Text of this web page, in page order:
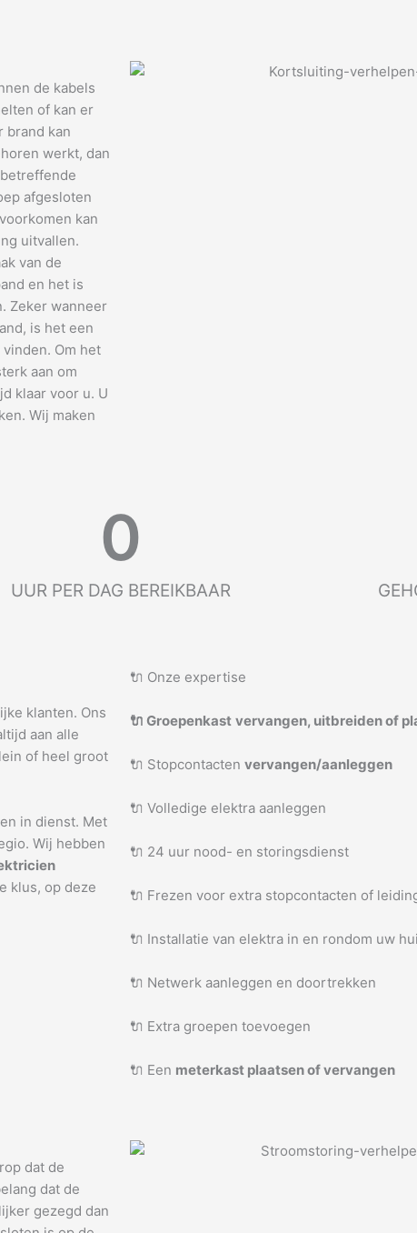
de kabels
of kan er
brand kan
werkt, dan
afgesloten
kan
uitvallen.
van de
en het is
Zeker wanneer
is het een
Om het
aan om
klaar voor u. U
Wij maken
UUR PER DAG BEREIKBAAR
0
klanten. Ons
aan alle
of heel groot
in dienst. Met
Wij hebben
klus, op deze
🔌 Onze expertise
🔌 Groepenkast vervangen, uitbreiden of
🔌 Stopcontacten vervangen/aanleggen
🔌 Volledige elektra aanleggen
🔌 24 uur nood- en storingsdienst
🔌 Frezen voor extra stopcontacten of
🔌 Installatie van elektra in en rondom uw
🔌 Netwerk aanleggen en doortrekken
🔌 Extra groepen toevoegen
🔌 Een meterkast plaatsen of vervangen
dat de
dat de
gezegd dan